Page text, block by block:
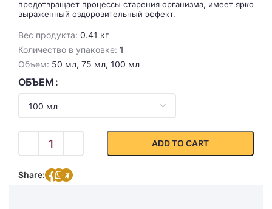
предотвращает процессы старения организма, имеет ярко
выраженный оздоровительный эффект.
Вес продукта: 0.41 кг
Количество в упаковке: 1
Объем: 50 мл, 75 мл, 100 мл
ОБЪЕМ
ADD TO CART
Share: